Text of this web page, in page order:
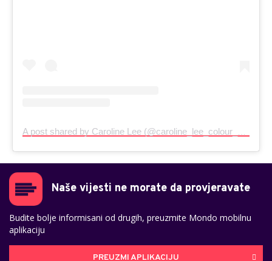
A post shared by Caroline Lee (@caroline_lee_colour_consultant)
Naše vijesti ne morate da provjeravate
Budite bolje informisani od drugih, preuzmite Mondo mobilnu
aplikaciju
PREUZMI APLIKACIJU